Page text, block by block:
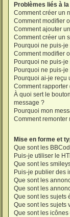
Problèmes liés à
Comment créer un
Comment modifier
Comment ajouter
Comment créer un
Pourquoi ne puis-
Comment modifier
Pourquoi ne puis-
Pourquoi ne puis-
Pourquoi ai-je reçu
Comment
À quoi sert le
message ?
Pourquoi mon
Comment remonter
Mise en forme et
Que sont les
Puis-je utiliser le
Que sont les
Puis-je publier des
Que sont les
Que sont les
Que sont les sujets
Que sont les sujets
Que sont les